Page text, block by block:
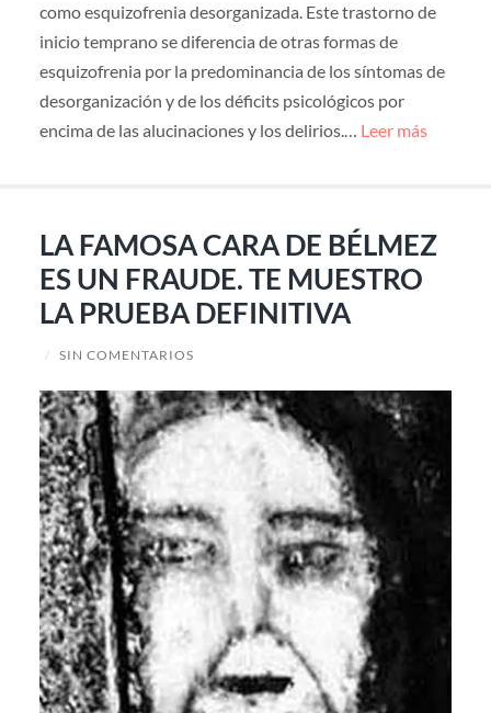
como esquizofrenia desorganizada. Este trastorno de
inicio temprano se diferencia de otras formas de
esquizofrenia por la predominancia de los síntomas de
desorganización y de los déficits psicológicos por
encima de las alucinaciones y los delirios.… Leer más
LA FAMOSA CARA DE BÉLMEZ
ES UN FRAUDE. TE MUESTRO
LA PRUEBA DEFINITIVA
/ SIN COMENTARIOS